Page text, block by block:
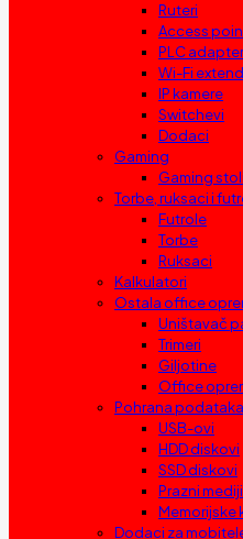
Ruteri
Access
PLC
Wi-Fi
IP kamere
Switchevi
Dodaci
Gaming
Gaming
Torbe, ruksaci i
Futrole
Torbe
Ruksaci
Kalkulatori
Ostala office
Uništavač
Trimeri
Giljotine
Office
Pohrana podataka
USB-ovi
HDD diskovi
SSD diskovi
Prazni mediji
Memorijske
Dodaci za